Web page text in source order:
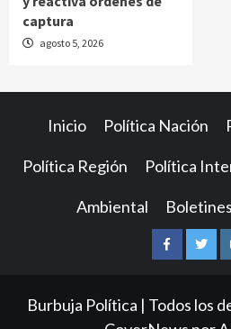
captura
agosto 5, 2026
Inicio Política Nación
Política Región Política
Ambiental Boletines
Facebook
Burbuja Política | Todos los